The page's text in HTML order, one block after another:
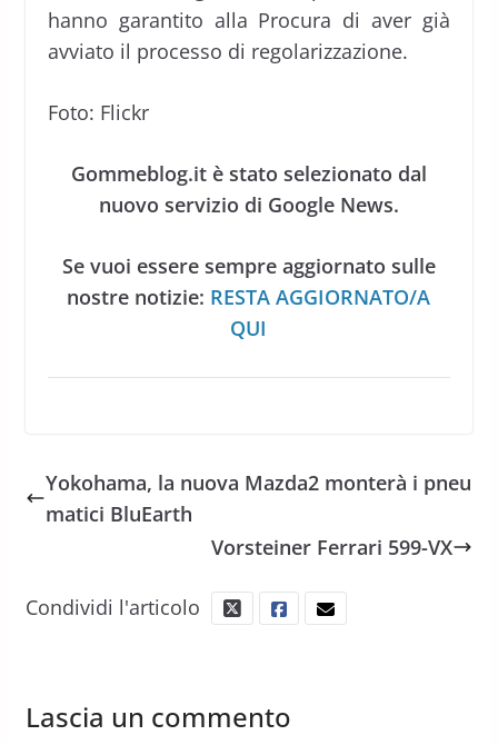
hanno garantito alla Procura di aver già
avviato il processo di regolarizzazione.
Foto: Flickr
Gommeblog.it è stato selezionato dal
nuovo servizio di Google News.
Se vuoi essere sempre aggiornato sulle
nostre notizie: RESTA AGGIORNATO/A
QUI
Yokohama, la nuova Mazda2 monterà i pneu
matici BluEarth
Vorsteiner Ferrari 599-VX
Condividi l'articolo
Lascia un commento